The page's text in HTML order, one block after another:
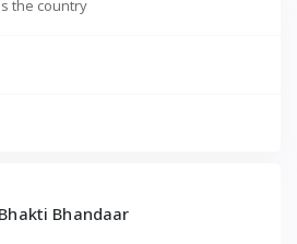
the country
Bhandaar